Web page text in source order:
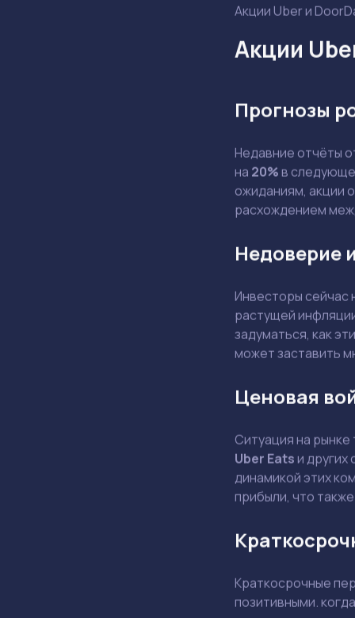
Акции Uber и
Акции
Прогнозы
Недавние отчёты
на 20%в
ожиданиям, акции
расхождением
Недоверие
Инвесторы сейчас
растущей
задуматься, как
может заставить
Ценовая
Ситуация на
Uber Eatsи
динамикой этих
прибыли, что
Краткосрочные
позитивными.